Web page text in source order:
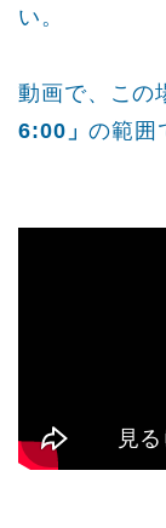
い。
動画で、この
6:00」の範囲